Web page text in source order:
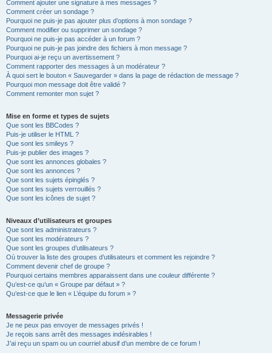
Comment ajouter une signature à mes messages ?
Comment créer un sondage ?
Pourquoi ne puis-je pas ajouter plus d’options à mon sondage ?
Comment modifier ou supprimer un sondage ?
Pourquoi ne puis-je pas accéder à un forum ?
Pourquoi ne puis-je pas joindre des fichiers à mon message ?
Pourquoi ai-je reçu un avertissement ?
Comment rapporter des messages à un modérateur ?
À quoi sert le bouton « Sauvegarder » dans la page de rédaction de message ?
Pourquoi mon message doit être validé ?
Comment remonter mon sujet ?
Mise en forme et types de sujets
Que sont les BBCodes ?
Puis-je utiliser le HTML ?
Que sont les smileys ?
Puis-je publier des images ?
Que sont les annonces globales ?
Que sont les annonces ?
Que sont les sujets épinglés ?
Que sont les sujets verrouillés ?
Que sont les icônes de sujet ?
Niveaux d’utilisateurs et groupes
Que sont les administrateurs ?
Que sont les modérateurs ?
Que sont les groupes d’utilisateurs ?
Où trouver la liste des groupes d’utilisateurs et comment les rejoindre ?
Comment devenir chef de groupe ?
Pourquoi certains membres apparaissent dans une couleur différente ?
Qu’est-ce qu’un « Groupe par défaut » ?
Qu’est-ce que le lien « L’équipe du forum » ?
Messagerie privée
Je ne peux pas envoyer de messages privés !
Je reçois sans arrêt des messages indésirables !
J’ai reçu un spam ou un courriel abusif d’un membre de ce forum !